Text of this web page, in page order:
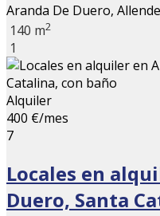
Aranda De Duero,
140 m2
1
Alquiler
400 €/mes
7
Locales en
Duero, Santa